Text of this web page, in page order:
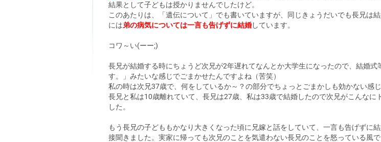
結果として子どもは授かりませんでしたけど。
このあたりは、「遺伝について」でも書いていますが、同じきょうだいでも長兄は結
には弟の病気については一言も告げずに結婚しています。
コワ～い(ーー;)
長兄が結婚する時にちょうど次兄が2年遅れてなんとか大学生になったので、結婚式
す。」みたいな感じでごまかせたんですよね（苦笑）
私の時は次兄37歳で、何をしているか～？の部分でちょっとごまかしも効かない感
長兄と私は10歳離れていて、長兄は27歳、私は33歳で結婚したので次兄がこんなに
した。
もう長兄の子どももかなり大きくなった頃に兄嫁と話をしていて、一言も告げずに
接聞きました。実家に帰っても次兄のことを気遣わない長兄のことを怒っている風で